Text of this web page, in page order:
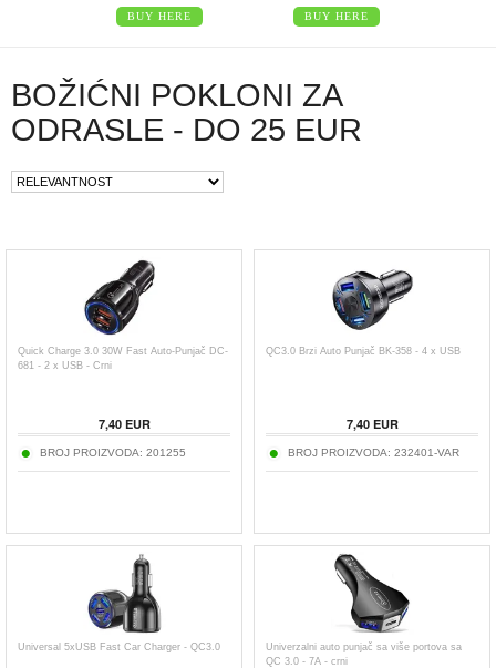
BUY HERE BUY HERE
BOŽIĆNI POKLONI ZA
ODRASLE - DO 25 EUR
Quick Charge 3.0 30W Fast Auto-Punjač DC-
681 - 2 x USB - Crni
7,40 EUR
BROJ PROIZVODA: 201255
QC3.0 Brzi Auto Punjač BK-358 - 4 x USB
7,40 EUR
BROJ PROIZVODA: 232401-VAR
Universal 5xUSB Fast Car Charger - QC3.0
Univerzalni auto punjač sa više portova sa
QC 3.0 - 7A - crni